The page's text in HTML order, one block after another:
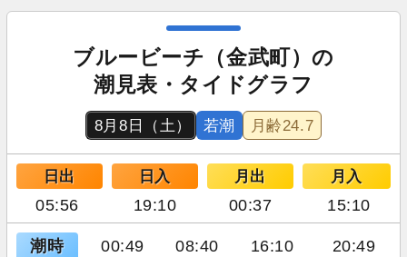
ブルービーチ（金武町）の
潮見表・タイドグラフ
8月8日（土） 若潮 月齢24.7
日出 日入 月出 月入
05:56 19:10 00:37 15:10
潮時 00:49 08:40 16:10 20:49